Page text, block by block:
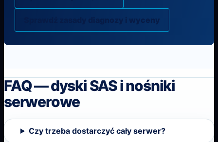
Sprawdź zasady diagnozy i wyceny
FAQ — dyski SAS i nośniki
serwerowe
Czy trzeba dostarczyć cały serwer?